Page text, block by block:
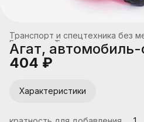
Транспорт и спецтехника без
Транспорт
›
Главная
Агат,
404 ₽
Характеристики